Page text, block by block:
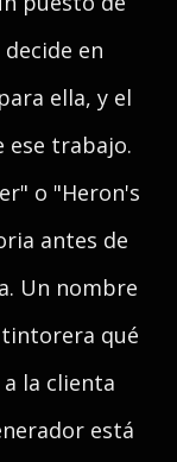
en
ella, y el
ese trabajo.
o "Heron's
antes de
Un nombre
tintorera qué
la clienta
está